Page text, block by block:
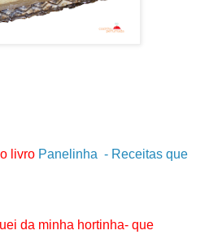
livro Panelinha - Receitas que
da minha hortinha- que